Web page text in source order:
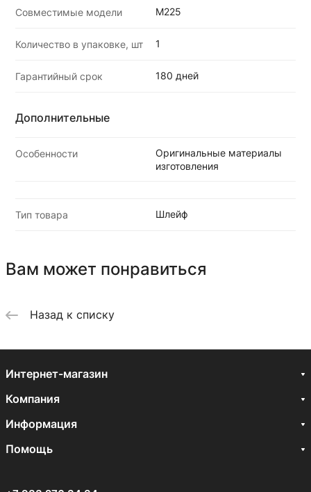
Совместимые модели M225
Количество в упаковке, шт 1
Гарантийный срок 180 дней
Дополнительные
Особенности
Оригинальные материалы
изготовления
Тип товара Шлейф
Вам может понравиться
Назад к списку
Интернет-магазин
Компания
Информация
Помощь